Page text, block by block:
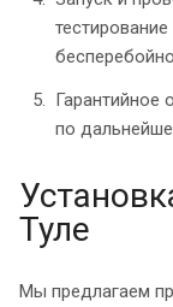
Гарантийное
по
Туле
Мы предлагаем